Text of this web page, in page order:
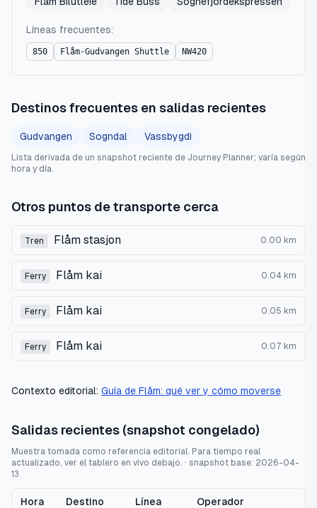
Líneas frecuentes:
850 Flåm-Gudvangen Shuttle NW420
Destinos frecuentes en salidas recientes
Gudvangen Sogndal Vassbygdi
Lista derivada de un snapshot reciente de Journey Planner; varía según
hora y día.
Otros puntos de transporte cerca
Tren Flåm stasjon 0.00 km
Ferry Flåm kai 0.04 km
Ferry Flåm kai 0.05 km
Ferry Flåm kai 0.07 km
Contexto editorial: Guía de Flåm: qué ver y cómo moverse
Salidas recientes (snapshot congelado)
Muestra tomada como referencia editorial. Para tiempo real
actualizado, ver el tablero en vivo debajo. · snapshot base: 2026-04-
13
Hora Destino Línea Operador